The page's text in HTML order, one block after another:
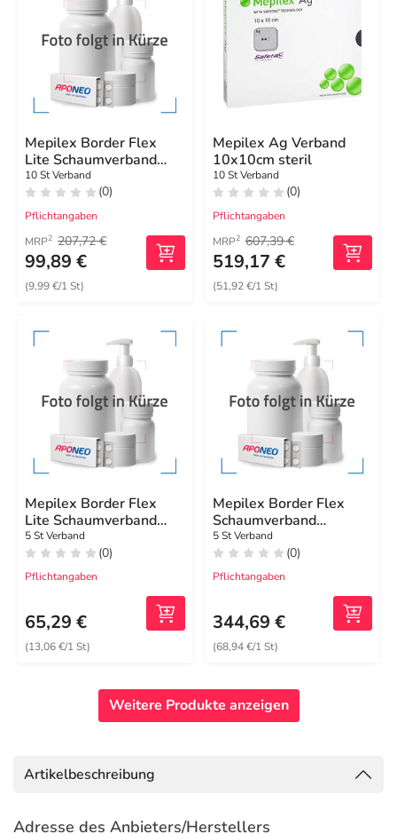
Mepilex Border Flex
Lite Schaumverband
10x10 cm
10 St Verband
(0)
Pflichtangaben
MRP2 207,72 €
99,89 €
(9,99 €/1 St)
Mepilex Ag Verband
10x10cm steril
10 St Verband
(0)
Pflichtangaben
MRP2 607,39 €
519,17 €
(51,92 €/1 St)
Mepilex Border Flex
Lite Schaumverband
5x12,5 cm
5 St Verband
(0)
Pflichtangaben
65,29 €
(13,06 €/1 St)
Mepilex Border Flex
Schaumverband
haft.15x19 cm oval
5 St Verband
(0)
Pflichtangaben
344,69 €
(68,94 €/1 St)
Weitere Produkte anzeigen
Artikelbeschreibung
Adresse des Anbieters/Herstellers